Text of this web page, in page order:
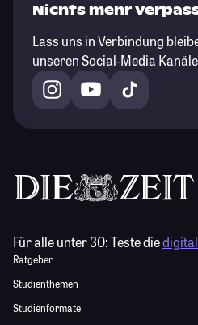
Nichts mehr
Lass uns in Verbindung
unseren Social-Media
Für alle unter 30:Teste die
Ratgeber
Studienthemen
Studienformate